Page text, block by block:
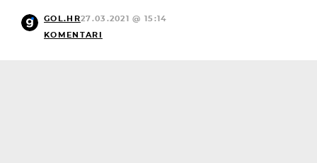
GOL.HR27.03.2021 @ 15:14
KOMENTARI